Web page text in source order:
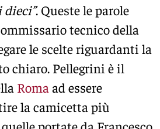
. Queste le parole
tecnico della
le scelte riguardanti la
chiaro. Pellegrini è il
Roma ad essere
la camicetta più